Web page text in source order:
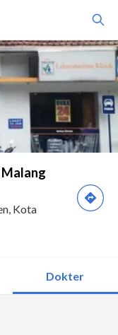
Dokter